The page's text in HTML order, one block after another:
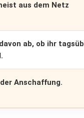
aus dem Netz
ab, ob ihr
Anschaffung.